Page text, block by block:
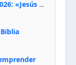
Papa León Xiv en el Ángelus, 9-8-2026: «Jesús no nos abandona y si lo acogemos con humildad con la oración, los sacramentos y la escucha de su Palabra, en Él encontraremos paz, luz y fuerza para nuestro camino»